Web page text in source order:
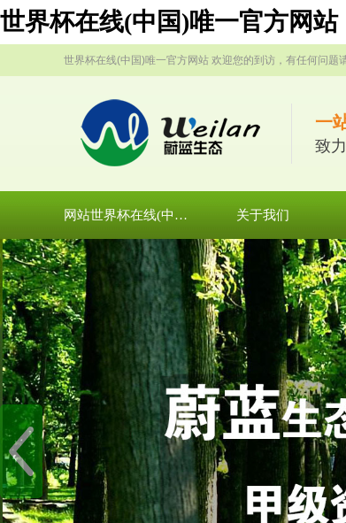
世界杯在线(中国)唯一官方网站
世界杯在线(中国)唯一官方网站 欢迎您的到访，有任何问题
一
致
网站世界杯在线(中国)唯一官方网站 关于我们